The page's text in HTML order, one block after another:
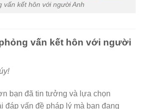
vấn kết hôn với người Anh
vấn kết hôn với người
bạn đã tin tưởng và lựa chọn
đáp vấn đề pháp lý mà bạn đang